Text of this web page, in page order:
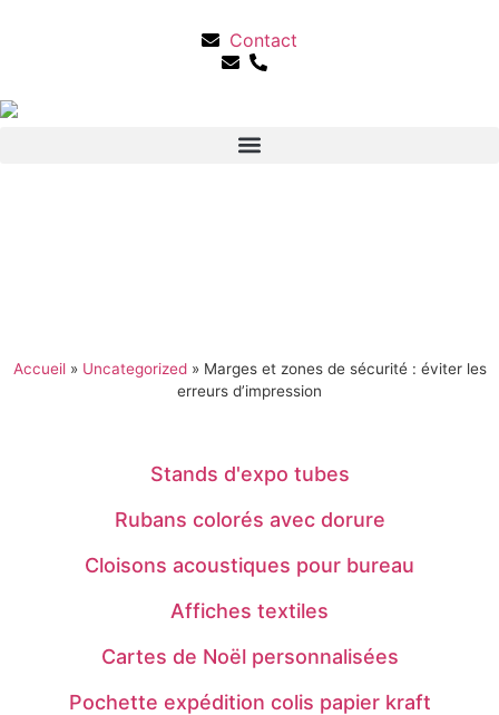
Contact
Accueil» Uncategorized» Marges et zones de sécurité : éviter les
erreurs d’impression
Stands d'expo tubes
Rubans colorés avec dorure
Cloisons acoustiques pour bureau
Affiches textiles
Cartes de Noël personnalisées
Pochette expédition colis papier kraft